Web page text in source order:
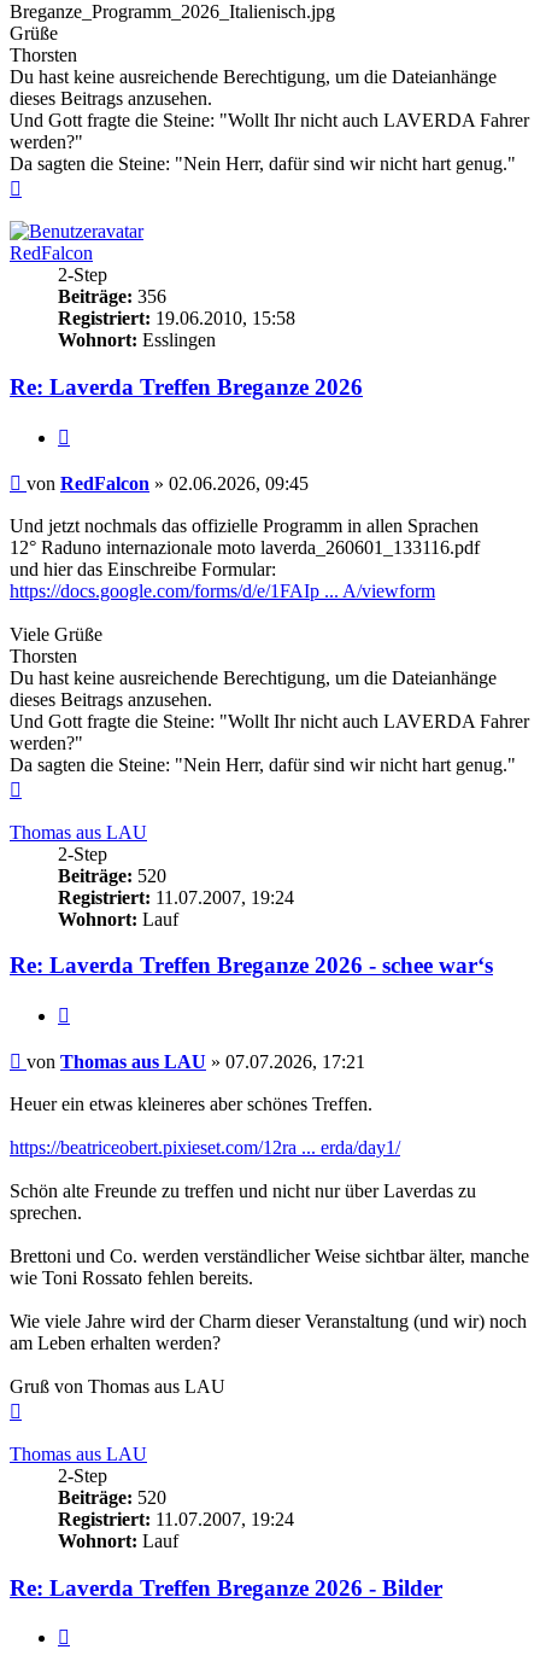
Breganze_Programm_2026_Italienisch.jpg
Grüße
Thorsten
Du hast keine ausreichende Berechtigung, um die Dateianhänge
dieses Beitrags anzusehen.
Und Gott fragte die Steine: "Wollt Ihr nicht auch LAVERDA Fahrer
werden?"
Da sagten die Steine: "Nein Herr, dafür sind wir nicht hart genug."
RedFalcon
2-Step
Beiträge: 356
Registriert: 19.06.2010, 15:58
Wohnort: Esslingen
Re: Laverda Treffen Breganze 2026
Beitrag
von RedFalcon » 02.06.2026, 09:45
Und jetzt nochmals das offizielle Programm in allen Sprachen
12° Raduno internazionale moto laverda_260601_133116.pdf
und hier das Einschreibe Formular:
https://docs.google.com/forms/d/e/1FAIp ... A/viewform
Viele Grüße
Thorsten
Du hast keine ausreichende Berechtigung, um die Dateianhänge
dieses Beitrags anzusehen.
Und Gott fragte die Steine: "Wollt Ihr nicht auch LAVERDA Fahrer
werden?"
Da sagten die Steine: "Nein Herr, dafür sind wir nicht hart genug."
Thomas aus LAU
2-Step
Beiträge: 520
Registriert: 11.07.2007, 19:24
Wohnort: Lauf
Re: Laverda Treffen Breganze 2026 - schee war‘s
Beitrag
von Thomas aus LAU » 07.07.2026, 17:21
Heuer ein etwas kleineres aber schönes Treffen.
https://beatriceobert.pixieset.com/12ra ... erda/day1/
Schön alte Freunde zu treffen und nicht nur über Laverdas zu
sprechen.
Brettoni und Co. werden verständlicher Weise sichtbar älter, manche
wie Toni Rossato fehlen bereits.
Wie viele Jahre wird der Charm dieser Veranstaltung (und wir) noch
am Leben erhalten werden?
Gruß von Thomas aus LAU
Thomas aus LAU
2-Step
Beiträge: 520
Registriert: 11.07.2007, 19:24
Wohnort: Lauf
Re: Laverda Treffen Breganze 2026 - Bilder